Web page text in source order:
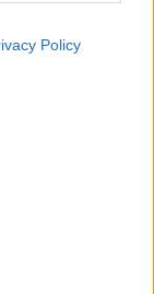
Policy